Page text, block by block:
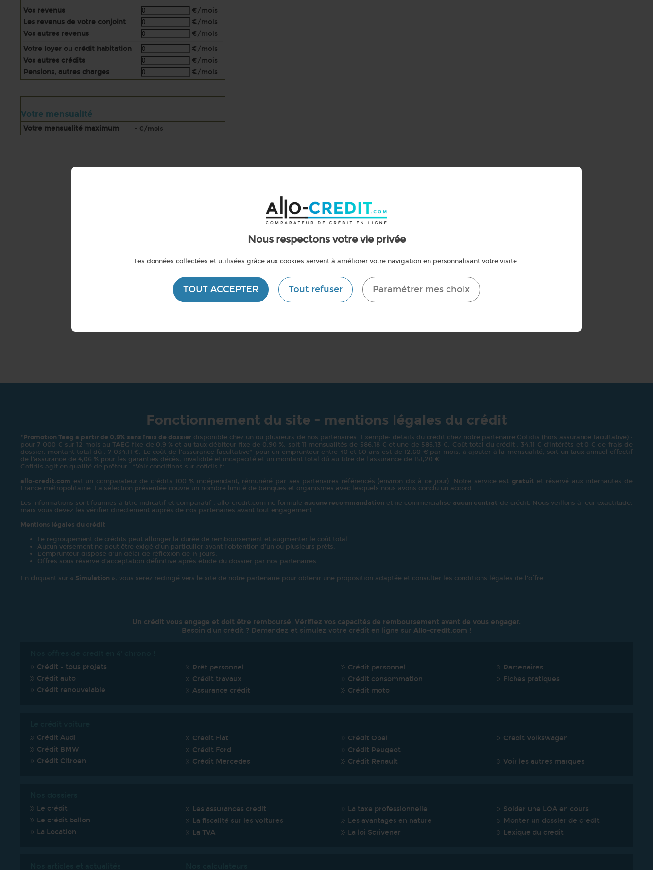
Nous respectons votre vie privée
Les données collectées et utilisées grâce aux cookies servent à améliorer votre navigation en personnalisant votre visite.
TOUT ACCEPTER Tout refuser Paramétrer mes choix
Vos revenus
€/mois
Les revenus de votre conjoint
€/mois
Vos autres revenus
€/mois
Votre loyer ou crédit habitation
€/mois
Vos autres crédits
€/mois
Pensions, autres charges
€/mois
Votre mensualité
Votre mensualité maximum - €/mois
Fonctionnement du site - mentions légales du crédit
* Promotion Taeg à partir de 0,9% sans frais de dossier disponible chez un ou plusieurs de nos partenaires. Exemple: détails du crédit chez notre partenaire Cofidis (hors assurance facultative) :
pour 7 000 € sur 12 mois au TAEG fixe de 0,9 % et au taux débiteur fixe de 0,90 %, soit 11 mensualités de 586,18 € et une de 586,13 €. Coût total du crédit : 34,11 € d’intérêts et 0 € de frais de
dossier, montant total dû : 7 034,11 €. Le coût de l'assurance facultative* pour un emprunteur entre 40 et 60 ans est de 12,60 € par mois, à ajouter à la mensualité; soit un taux annuel effectif
de l'assurance de 4,06 % pour les garanties décès, invalidité et incapacité et un montant total dû au titre de l'assurance de 151,20 €.
Cofidis agit en qualité de prêteur. *Voir conditions sur cofidis.fr
allo-credit.com est un comparateur de crédits 100 % indépendant, rémunéré par ses partenaires référencés (environ dix à ce jour). Notre service est gratuit et réservé aux internautes de
France métropolitaine. La sélection présentée couvre un nombre limité de banques et organismes avec lesquels nous avons conclu un accord.
Les informations sont fournies à titre indicatif et comparatif : allo-credit.com ne formule aucune recommandation et ne commercialise aucun contrat de crédit. Nous veillons à leur exactitude,
mais vous devez les vérifier directement auprès de nos partenaires avant tout engagement.
Mentions légales du crédit
Le regroupement de crédits peut allonger la durée de remboursement et augmenter le coût total.
Aucun versement ne peut être exigé d’un particulier avant l’obtention d’un ou plusieurs prêts.
L’emprunteur dispose d’un délai de réflexion de 14 jours.
Offres sous réserve d’acceptation définitive après étude du dossier par nos partenaires.
En cliquant sur « Simulation », vous serez redirigé vers le site de notre partenaire pour obtenir une proposition adaptée et consulter les conditions légales de l’offre.
Un crédit vous engage et doit être remboursé. Vérifiez vos capacités de remboursement avant de vous engager.
Besoin d'un crédit ? Demandez et simulez votre crédit en ligne sur Allo-credit.com !
Crédit - tous projets
Crédit auto
Crédit renouvelable
Prêt personnel
Crédit travaux
Assurance crédit
Crédit personnel
Crédit consommation
Crédit moto
Partenaires
Fiches pratiques
Crédit Audi
Crédit BMW
Crédit Citroen
Crédit Fiat
Crédit Ford
Crédit Mercedes
Crédit Opel
Crédit Peugeot
Crédit Renault
Crédit Volkswagen
Voir les autres marques
Le crédit
Le crédit ballon
La Location
Les assurances credit
La fiscalité sur les voitures
La TVA
La taxe professionnelle
Les avantages en nature
La loi Scrivener
Solder une LOA en cours
Monter un dossier de credit
Lexique du credit